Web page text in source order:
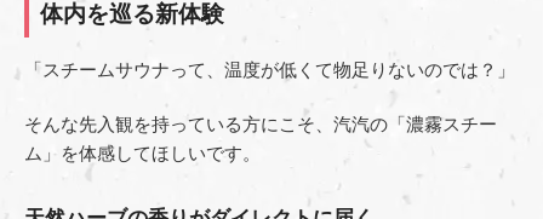
体内を巡る新体験
「スチームサウナって、温度が低くて物足りないのでは？」
そんな先入観を持っている方にこそ、汽汽の「濃霧スチー
ム」を体感してほしいです。